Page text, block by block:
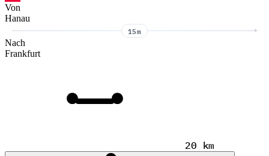
Von
Hanau
15m
Nach
Frankfurt
20 km